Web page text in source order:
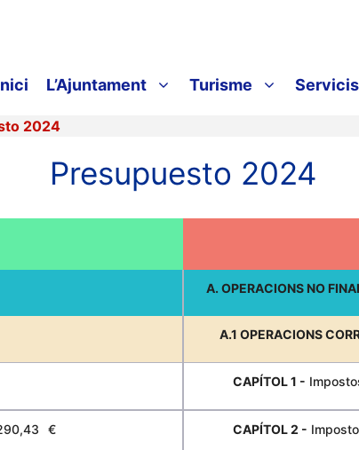
L’Ajuntament Turisme
2024
Presupuesto 2024
€
A. OPERACIONS NO
A.1 OPERACIONS
CAPÍTOL 1 -
CAPÍTOL 2 -